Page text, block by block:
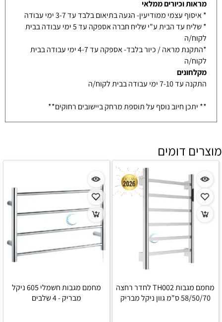
מראות וכיורים ממלאי
* איסוף עצמי ממודיעין- הגעה בתיאום בלבד עד 3-7 ימי עבודה
* שליח עד הבית ע"י שליח חברה אספקה עד 5 ימי עבודה בבית
לקוח/ה
*התקנת מראה / כיור בלבד- אספקה עד 4-7 ימי עבודה בבית
לקוח/ה
מקלחונים
התקנה עד 7-10 ימי עבודה בבית לקוח/ה
** יתכן חיוב נוסף על תוספת מרחק ביישובים רחוקים**
מוצרים דומים
מחמם מגבות TH002 לחדר רחצה
58/50/70 ס"מ גוון ניקל מבריק
מחמם מגבות חשמלי 605 ניקל
מבריק - 4 שלבים